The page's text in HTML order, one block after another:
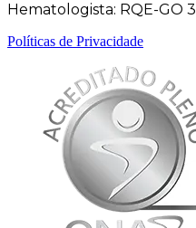
Hematologista: RQE-GO 3
Políticas de Privacidade